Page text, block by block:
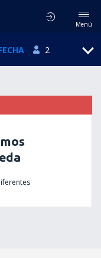
Menú
2